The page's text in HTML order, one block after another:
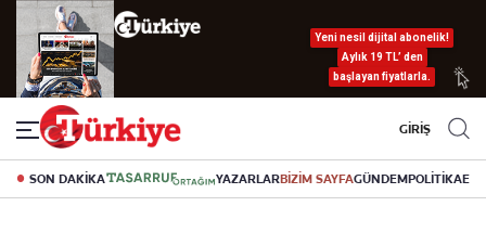
Yeni nesil dijital abonelik!
Aylık 19 TL’ den
başlayan fiyatlarla.
GİRİŞ
SON DAKİKA YAZARLARBİZİM SAYFAGÜNDEMPOLİTİKA